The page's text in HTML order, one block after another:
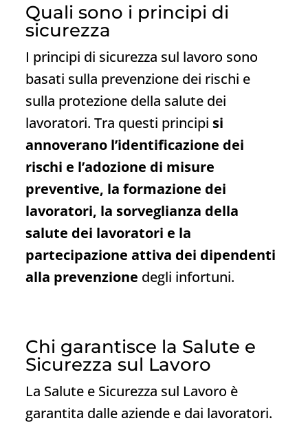
Quali sono i principi di
sicurezza
I principi di sicurezza sul lavoro sono
basati sulla prevenzione dei rischi e
sulla protezione della salute dei
lavoratori. Tra questi principi si
annoverano l’identificazione dei
rischi e l’adozione di misure
preventive, la formazione dei
lavoratori, la sorveglianza della
salute dei lavoratori e la
partecipazione attiva dei dipendenti
alla prevenzione degli infortuni.
Chi garantisce la Salute e
Sicurezza sul Lavoro
La Salute e Sicurezza sul Lavoro è
garantita dalle aziende e dai lavoratori.